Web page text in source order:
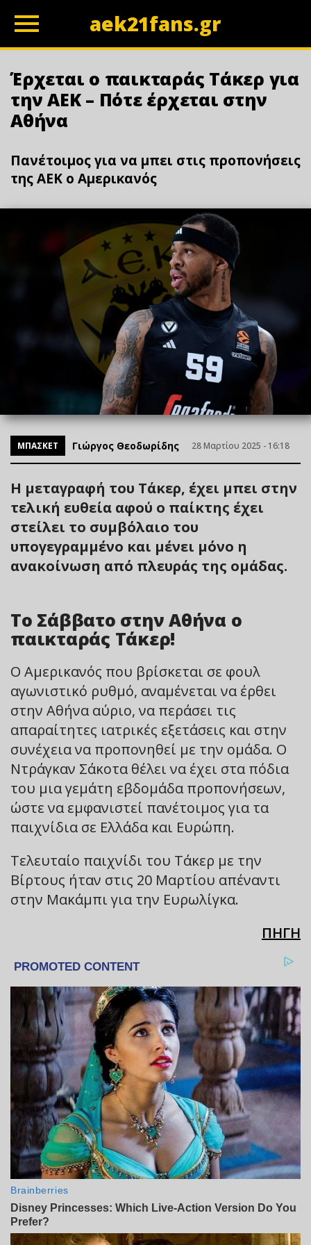
aek21fans.gr
Έρχεται ο παικταράς Τάκερ για
την ΑΕΚ – Πότε έρχεται στην
Αθήνα
Πανέτοιμος για να μπει στις προπονήσεις
της ΑΕΚ ο Αμερικανός
ΜΠΑΣΚΕΤ Γιώργος Θεοδωρίδης 28 Μαρτίου 2025 - 16:18
Η μεταγραφή του Τάκερ, έχει μπει στην
τελική ευθεία αφού ο παίκτης έχει
στείλει το συμβόλαιο του
υπογεγραμμένο και μένει μόνο η
ανακοίνωση από πλευράς της ομάδας.
Το Σάββατο στην Αθήνα ο
παικταράς Τάκερ!
Ο Αμερικανός που βρίσκεται σε φουλ
αγωνιστικό ρυθμό, αναμένεται να έρθει
στην Αθήνα αύριο, να περάσει τις
απαραίτητες ιατρικές εξετάσεις και στην
συνέχεια να προπονηθεί με την ομάδα. Ο
Ντράγκαν Σάκοτα θέλει να έχει στα πόδια
του μια γεμάτη εβδομάδα προπονήσεων,
ώστε να εμφανιστεί πανέτοιμος για τα
παιχνίδια σε Ελλάδα και Ευρώπη.
Τελευταίο παιχνίδι του Τάκερ με την
Βίρτους ήταν στις 20 Μαρτίου απέναντι
στην Μακάμπι για την Ευρωλίγκα.
ΠΗΓΗ